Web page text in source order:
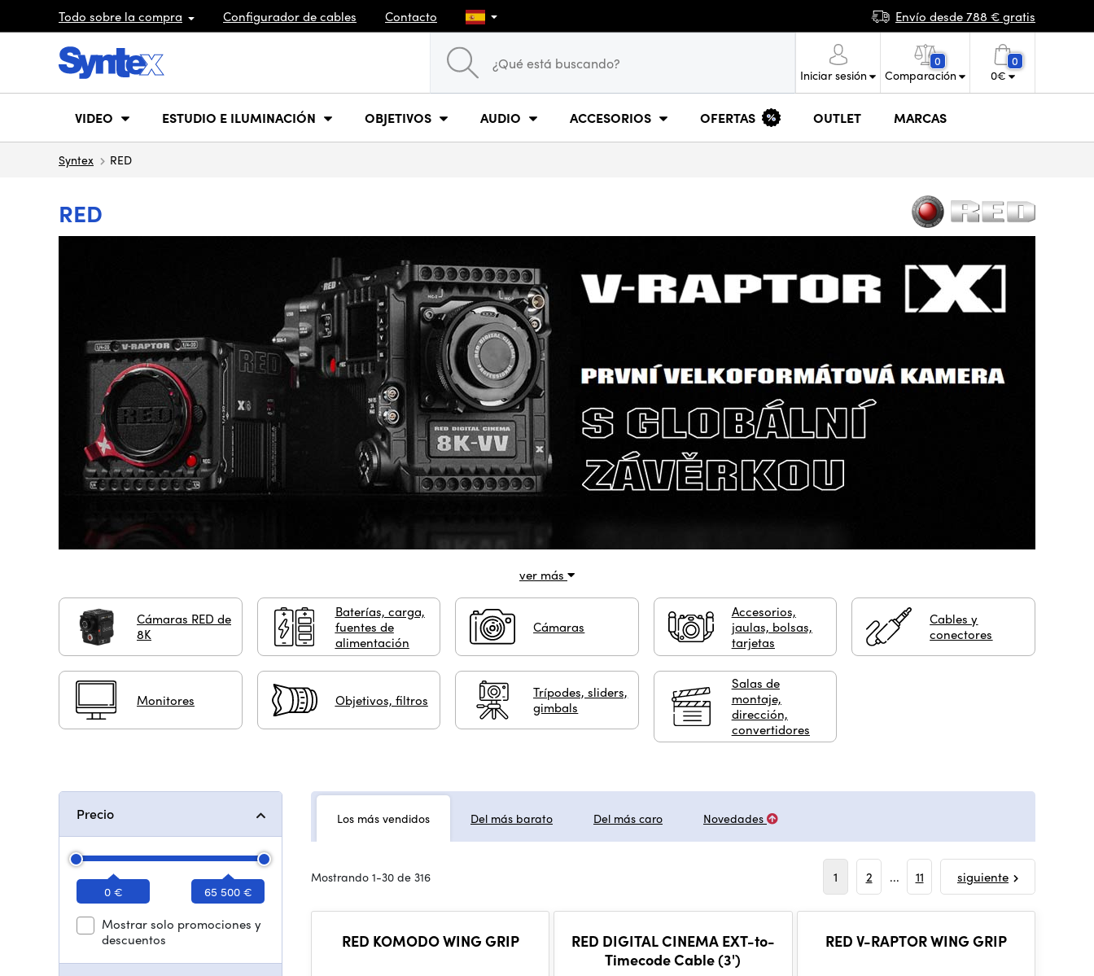
Todo sobre la compra Configurador de cables Contacto Envío desde 788 € gratis
Iniciar sesión
0
Comparación
0
0€
VIDEO ESTUDIO E ILUMINACIÓN OBJETIVOS AUDIO ACCESORIOS OFERTAS OUTLET MARCAS
Syntex RED
RED
ver más
Cámaras RED de
8K
Baterías, carga,
fuentes de
alimentación
Cámaras
Accesorios,
jaulas, bolsas,
tarjetas
Cables y
conectores
Monitores Objetivos, filtros
Trípodes, sliders,
gimbals
Salas de
montaje,
dirección,
convertidores
Precio
0 € 65 500 €
Mostrar solo promociones y
descuentos
Los más vendidos Del más barato Del más caro Novedades
Mostrando 1-30 de 316 1 2 ... 11 siguiente
RED KOMODO WING GRIP
RED DIGITAL CINEMA EXT-to-
Timecode Cable (3')
RED V-RAPTOR WING GRIP